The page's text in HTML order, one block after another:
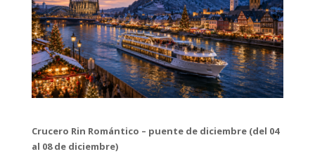
Crucero Rin Romántico – puente de diciembre (del 04
al 08 de diciembre)